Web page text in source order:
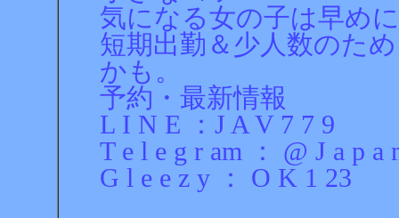
気になる女の子は早め
短期出勤＆少人数のた
かも。
予約・最新情報
L I N E ：J A V 7 7 9
T e l e g r am ： @ J a p a
G l e e z y ： O K 1 23